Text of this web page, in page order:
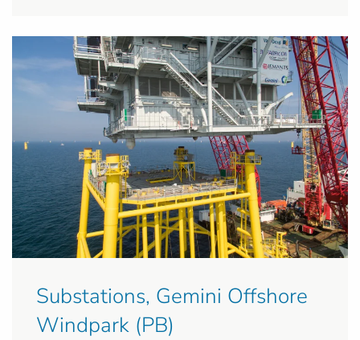
Substations, Gemini Offshore
Windpark (PB)